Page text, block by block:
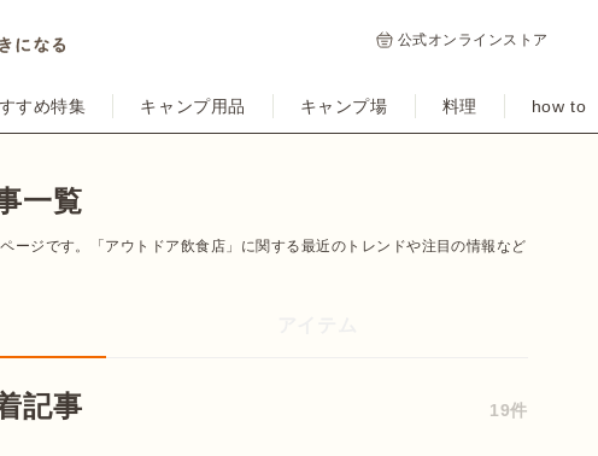
公式オンラインストア
すめ特集 キャンプ用品 キャンプ場 料理 how to
一覧
ージです。「アウトドア飲食店」に関する最近のトレンドや注目の情報など
記事 19件